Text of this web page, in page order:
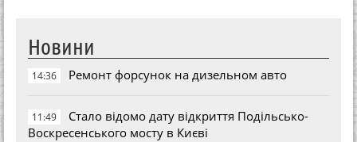
Новини
14:36 Ремонт форсунок на дизельном авто
11:49
Стало відомо дату відкриття Подільсько-
Воскресенського мосту в Києві